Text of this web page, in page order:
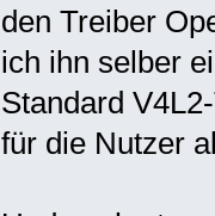
den Treiber
ich ihn selber
Standard
für die Nutzer